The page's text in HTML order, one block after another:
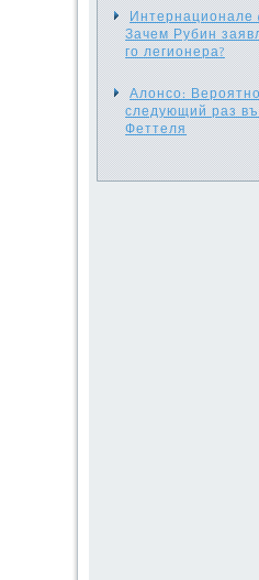
Интернационале
Зачем Рубин
го легионера?
Алонсо:
следующий раз
Феттеля